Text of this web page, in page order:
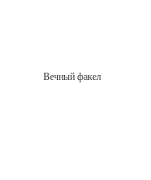
Вечный факел